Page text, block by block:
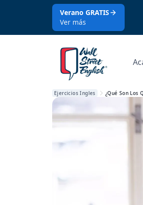
Verano GRATIS
Ver más
Ejercicios Ingles ¿Qué Son Los